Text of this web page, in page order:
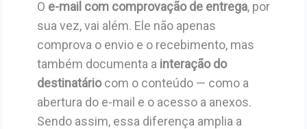
O e-mail com comprovação de entrega, por
sua vez, vai além. Ele não apenas
comprova o envio e o recebimento, mas
também documenta a interação do
destinatáriocom o conteúdo — como a
abertura do e-mail e o acesso a anexos.
Sendo assim, essa diferença amplia a